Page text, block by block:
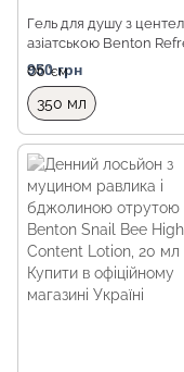
Гель для душу з
азіатською Benton
Cica Body Wash, 350мл
950 грн
Об `єм
350 мл